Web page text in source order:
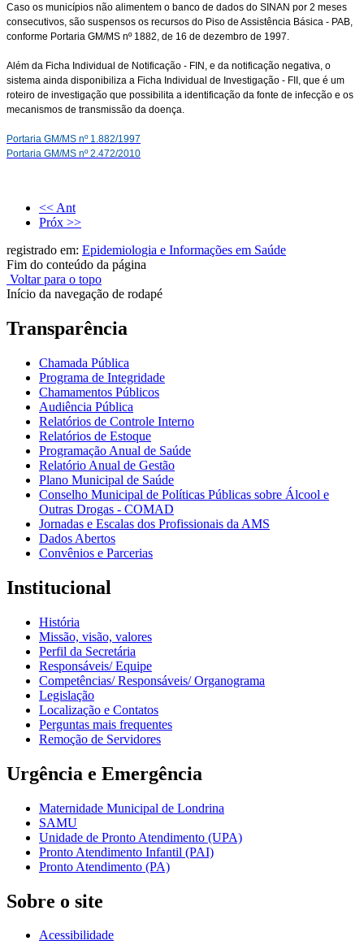
Caso os municípios não alimentem o banco de dados do SINAN por 2 meses
consecutivos, são suspensos os recursos do Piso de Assistência Básica - PAB,
conforme Portaria GM/MS nº 1882, de 16 de dezembro de 1997.
Além da Ficha Individual de Notificação - FIN, e da notificação negativa, o
sistema ainda disponibiliza a Ficha Individual de Investigação - FII, que é um
roteiro de investigação que possibilita a identificação da fonte de infecção e os
mecanismos de transmissão da doença.
Portaria GM/MS nº 1.882/1997
Portaria GM/MS nº 2.472/2010
<< Ant
Próx >>
registrado em: Epidemiologia e Informações em Saúde
Fim do conteúdo da página
Voltar para o topo
Início da navegação de rodapé
Transparência
Chamada Pública
Programa de Integridade
Chamamentos Públicos
Audiência Pública
Relatórios de Controle Interno
Relatórios de Estoque
Programação Anual de Saúde
Relatório Anual de Gestão
Plano Municipal de Saúde
Conselho Municipal de Políticas Públicas sobre Álcool e
Outras Drogas - COMAD
Jornadas e Escalas dos Profissionais da AMS
Dados Abertos
Convênios e Parcerias
Institucional
História
Missão, visão, valores
Perfil da Secretária
Responsáveis/ Equipe
Competências/ Responsáveis/ Organograma
Legislação
Localização e Contatos
Perguntas mais frequentes
Remoção de Servidores
Urgência e Emergência
Maternidade Municipal de Londrina
SAMU
Unidade de Pronto Atendimento (UPA)
Pronto Atendimento Infantil (PAI)
Pronto Atendimento (PA)
Sobre o site
Acessibilidade